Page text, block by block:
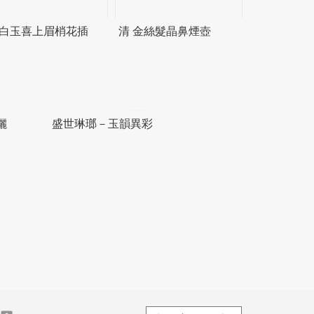
玉喜上眉梢花插 清 金絲髮晶鼻煙壺
盛世琳瑯－玉韻異彩